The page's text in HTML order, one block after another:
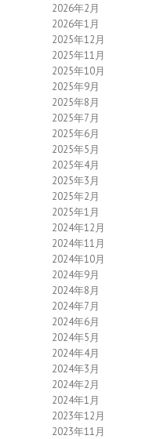
2026年2月
2026年1月
2025年12月
2025年11月
2025年10月
2025年9月
2025年8月
2025年7月
2025年6月
2025年5月
2025年4月
2025年3月
2025年2月
2025年1月
2024年12月
2024年11月
2024年10月
2024年9月
2024年8月
2024年7月
2024年6月
2024年5月
2024年4月
2024年3月
2024年2月
2024年1月
2023年12月
2023年11月